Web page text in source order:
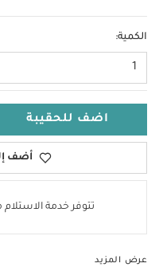
الكمية:
1
اضف للحقيبة
أضف
تتوفر خدمة الاستلام
عرض المزيد